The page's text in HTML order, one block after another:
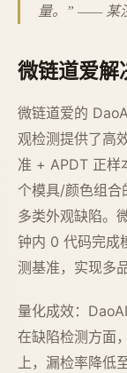
量。” —— 某
微链道爱解
微链道爱的
观检测提供了高
准 + APDT 正样
个模具/颜色组合
多类外观缺陷。
钟内 0 代码完成
测基准，实现多
量化成效：
在缺陷检测方面
上，漏检率降低